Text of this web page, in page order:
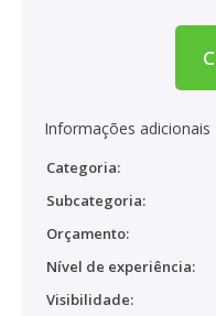
Informações adicionais
Categoria:
Subcategoria:
Orçamento:
Nível de experiência:
Visibilidade: